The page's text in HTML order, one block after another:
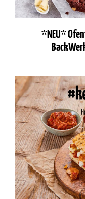
*NEU*